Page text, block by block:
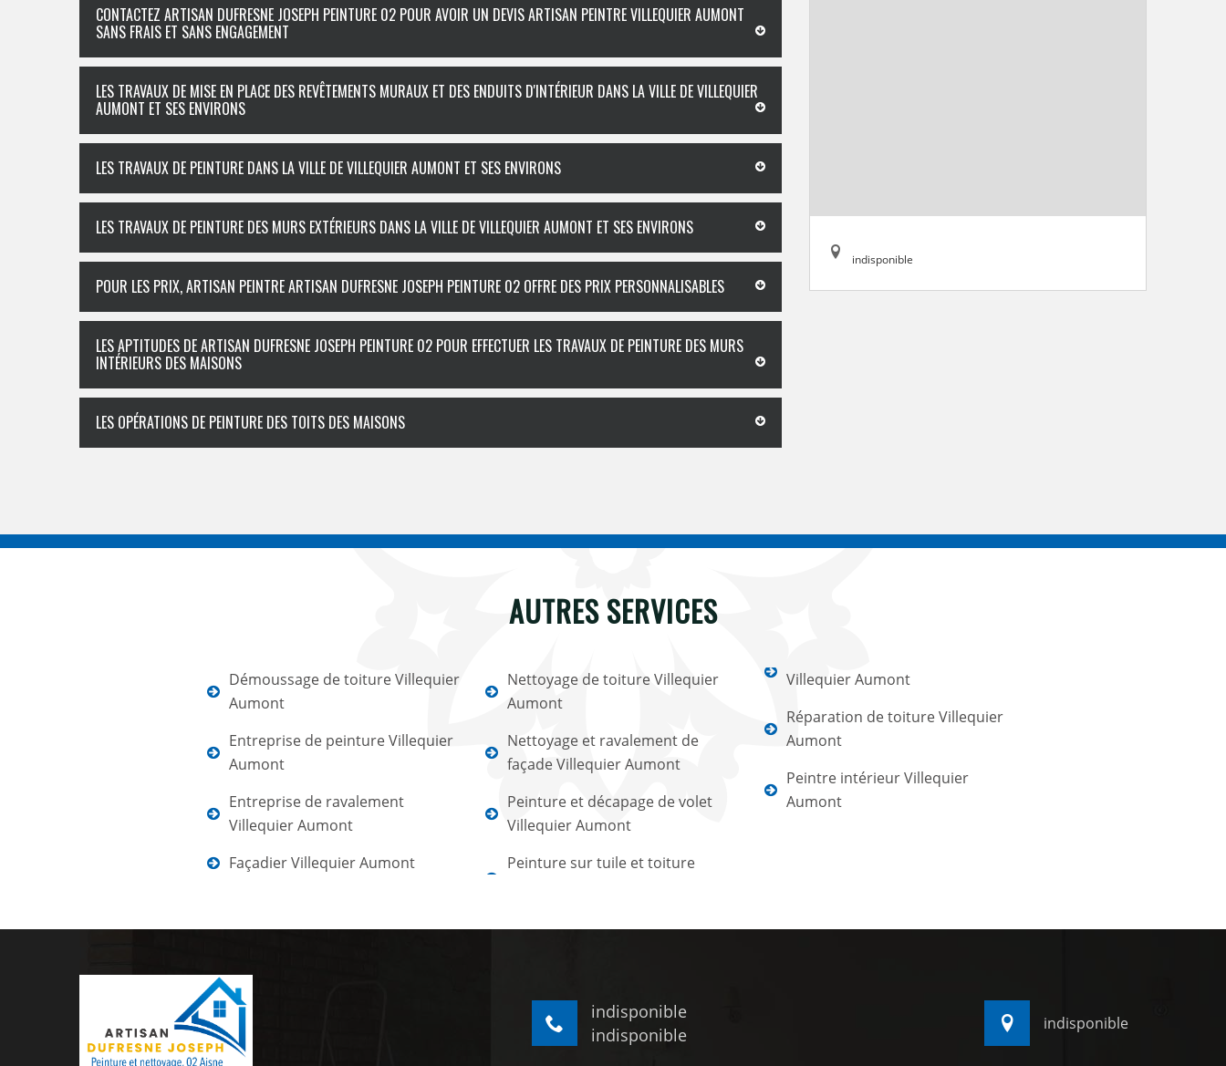
CONTACTEZ ARTISAN DUFRESNE JOSEPH PEINTURE 02 POUR AVOIR UN DEVIS ARTISAN PEINTRE VILLEQUIER AUMONT
SANS FRAIS ET SANS ENGAGEMENT
LES TRAVAUX DE MISE EN PLACE DES REVÊTEMENTS MURAUX ET DES ENDUITS D'INTÉRIEUR DANS LA VILLE DE VILLEQUIER
AUMONT ET SES ENVIRONS
LES TRAVAUX DE PEINTURE DANS LA VILLE DE VILLEQUIER AUMONT ET SES ENVIRONS
LES TRAVAUX DE PEINTURE DES MURS EXTÉRIEURS DANS LA VILLE DE VILLEQUIER AUMONT ET SES ENVIRONS
POUR LES PRIX, ARTISAN PEINTRE ARTISAN DUFRESNE JOSEPH PEINTURE 02 OFFRE DES PRIX PERSONNALISABLES
LES APTITUDES DE ARTISAN DUFRESNE JOSEPH PEINTURE 02 POUR EFFECTUER LES TRAVAUX DE PEINTURE DES MURS
INTÉRIEURS DES MAISONS
LES OPÉRATIONS DE PEINTURE DES TOITS DES MAISONS
indisponible
AUTRES SERVICES
Démoussage de toiture Villequier
Aumont
Entreprise de peinture Villequier
Aumont
Entreprise de ravalement
Villequier Aumont
Façadier Villequier Aumont
Nettoyage de toiture Villequier
Aumont
Nettoyage et ravalement de
façade Villequier Aumont
Peinture et décapage de volet
Villequier Aumont
Peinture sur tuile et toiture
Villequier Aumont
Réparation de toiture Villequier
Aumont
Peintre intérieur Villequier
Aumont
indisponible
indisponible
indisponible